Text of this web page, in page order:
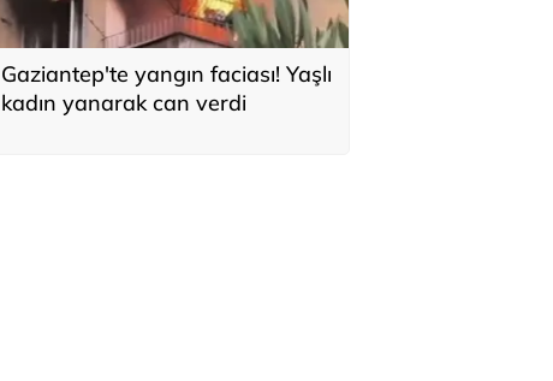
Gaziantep'te yangın faciası! Yaşlı
kadın yanarak can verdi